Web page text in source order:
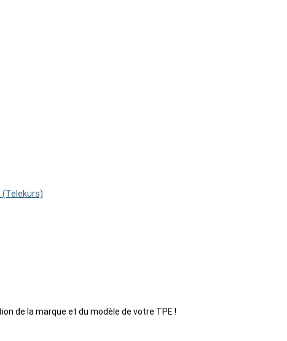
(Telekurs)
de la marque et du modèle de votre TPE !